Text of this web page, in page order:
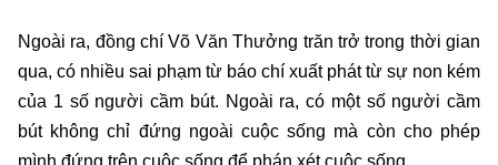
Ngoài ra, đồng chí Võ Văn Thưởng trăn trở trong thời gian
qua, có nhiều sai phạm từ báo chí xuất phát từ sự non kém
của 1 số người cầm bút. Ngoài ra, có một số người cầm
bút không chỉ đứng ngoài cuộc sống mà còn cho phép
mình đứng trên cuộc sống để phán xét cuộc sống…